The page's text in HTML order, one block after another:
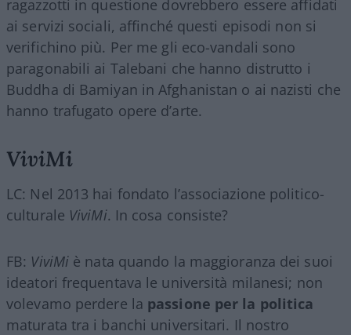
ragazzotti in questione dovrebbero essere affidati
ai servizi sociali, affinché questi episodi non si
verifichino più. Per me gli eco-vandali sono
paragonabili ai Talebani che hanno distrutto i
Buddha di Bamiyan in Afghanistan o ai nazisti che
hanno trafugato opere d’arte.
ViviMi
LC: Nel 2013 hai fondato l’associazione politico-
culturale ViviMi. In cosa consiste?
FB: ViviMi è nata quando la maggioranza dei suoi
ideatori frequentava le università milanesi; non
volevamo perdere la passione per la politica
maturata tra i banchi universitari. Il nostro